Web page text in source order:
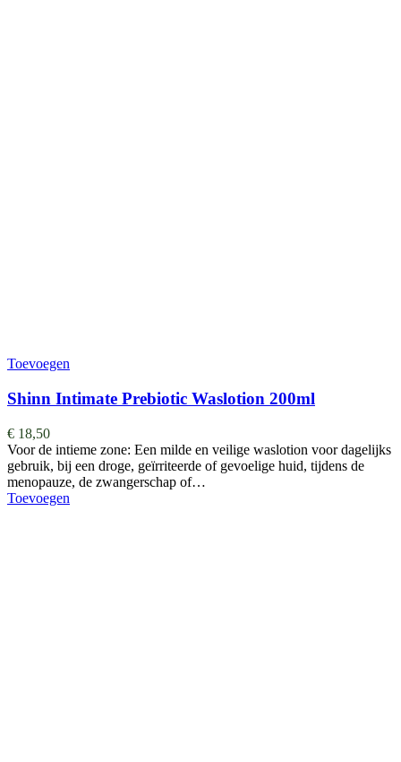
Toevoegen
Shinn Intimate Prebiotic Waslotion 200ml
€ 18,50
Voor de intieme zone: Een milde en veilige waslotion voor dagelijks
gebruik, bij een droge, geïrriteerde of gevoelige huid, tijdens de
menopauze, de zwangerschap of…
Toevoegen